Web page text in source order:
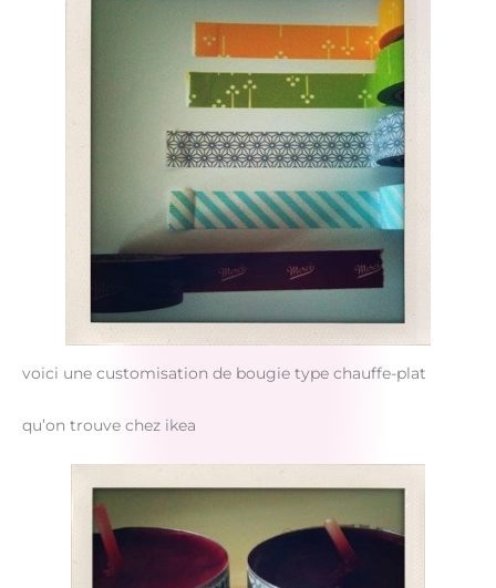
voici une customisation de bougie type chauffe-plat
qu’on trouve chez ikea